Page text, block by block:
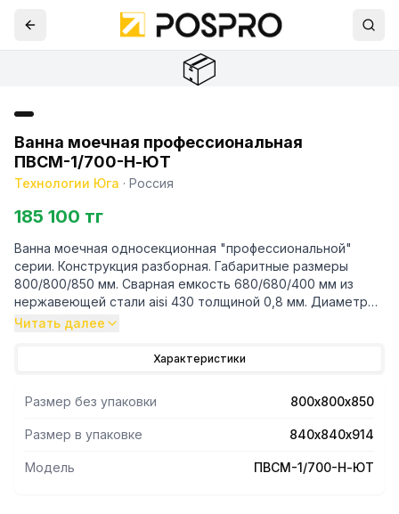
📦
Ванна моечная профессиональная
ПВСМ-1/700-Н-ЮТ
Технологии Юга · Россия
185 100 тг
Ванна моечная односекционная "профессиональной"
серии. Конструкция разборная. Габаритные размеры
800/800/850 мм. Сварная емкость 680/680/400 мм из
нержавеющей стали aisi 430 толщиной 0,8 мм. Диаметр
сливного отверстия 50 мм. Стойки - нержавеющая
Читать далее
Характеристики
Размер без упаковки 800х800х850
Размер в упаковке 840х840х914
Модель ПВСМ-1/700-Н-ЮТ